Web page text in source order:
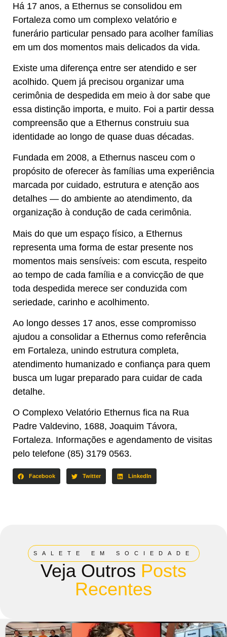
Há 17 anos, a Ethernus se consolidou em
Fortaleza como um complexo velatório e
funerário particular pensado para acolher famílias
em um dos momentos mais delicados da vida.
Existe uma diferença entre ser atendido e ser
acolhido. Quem já precisou organizar uma
cerimônia de despedida em meio à dor sabe que
essa distinção importa, e muito. Foi a partir dessa
compreensão que a Ethernus construiu sua
identidade ao longo de quase duas décadas.
Fundada em 2008, a Ethernus nasceu com o
propósito de oferecer às famílias uma experiência
marcada por cuidado, estrutura e atenção aos
detalhes — do ambiente ao atendimento, da
organização à condução de cada cerimônia.
Mais do que um espaço físico, a Ethernus
representa uma forma de estar presente nos
momentos mais sensíveis: com escuta, respeito
ao tempo de cada família e a convicção de que
toda despedida merece ser conduzida com
seriedade, carinho e acolhimento.
Ao longo desses 17 anos, esse compromisso
ajudou a consolidar a Ethernus como referência
em Fortaleza, unindo estrutura completa,
atendimento humanizado e confiança para quem
busca um lugar preparado para cuidar de cada
detalhe.
O Complexo Velatório Ethernus fica na Rua
Padre Valdevino, 1688, Joaquim Távora,
Fortaleza. Informações e agendamento de visitas
pelo telefone (85) 3179 0563.
Facebook Twitter LinkedIn
SALETE EM SOCIEDADE
Veja Outros Posts
Recentes